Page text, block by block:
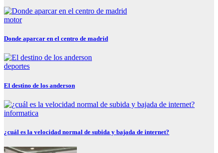
motor
Donde aparcar en el centro de madrid
deportes
El destino de los anderson
informatica
¿cuál es la velocidad normal de subida y bajada de internet?